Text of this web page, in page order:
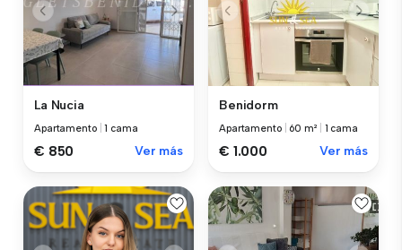
La Nucia
Apartamento |1 cama
€ 850 Ver más
Benidorm
Apartamento 60 m² 1 cama
€ 1.000 Ver más